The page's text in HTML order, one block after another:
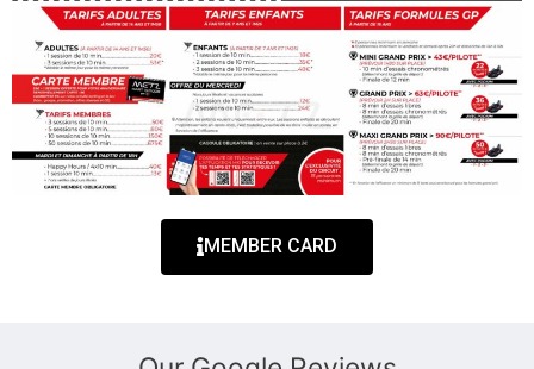
MEMBER CARD